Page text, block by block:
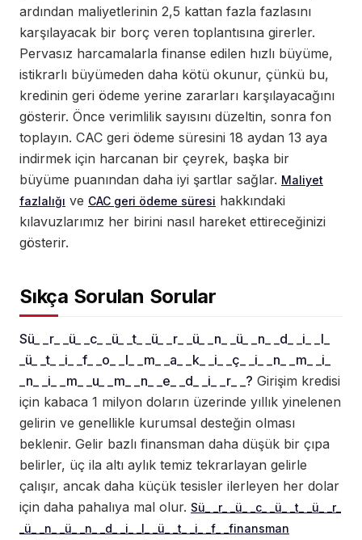
ardından maliyetlerinin 2,5 kattan fazla fazlasını
karşılayacak bir borç veren toplantısına girerler.
Pervasız harcamalarla finanse edilen hızlı büyüme,
istikrarlı büyümeden daha kötü okunur, çünkü bu,
kredinin geri ödeme yerine zararları karşılayacağını
gösterir. Önce verimlilik sayısını düzeltin, sonra fon
toplayın. CAC geri ödeme süresini 18 aydan 13 aya
indirmek için harcanan bir çeyrek, başka bir
büyüme puanından daha iyi şartlar sağlar. Maliyet
fazlalığı ve CAC geri ödeme süresi hakkındaki
kılavuzlarımız her birini nasıl hareket ettireceğinizi
gösterir.
Sıkça Sorulan Sorular
Sü_ _r_ _ü_ _c_ _ü_ _t_ _ü_ _r_ _ü_ _n_ _ü_ _n_ _d_ _i_ _l_
_ü_ _t_ _i_ _f_ _o_ _l_ _m_ _a_ _k_ _i_ _ç_ _i_ _n_ _m_ _i_
_n_ _i_ _m_ _u_ _m_ _n_ _e_ _d_ _i_ _r_ _? Girişim kredisi
için kabaca 1 milyon doların üzerinde yıllık yinelenen
gelirin ve genellikle kurumsal desteğin olması
beklenir. Gelir bazlı finansman daha düşük bir çıpa
belirler, üç ila altı aylık temiz tekrarlayan gelirle
çalışır, ancak daha küçük tesisler ilerleyen her dolar
için daha pahalıya mal olur. Sü_ _r_ _ü_ _c_ _ü_ _t_ _ü_ _r_
_ü_ _n_ _ü_ _n_ _d_ _i_ _l_ _ü_ _t_ _i_ _f_ _finansman